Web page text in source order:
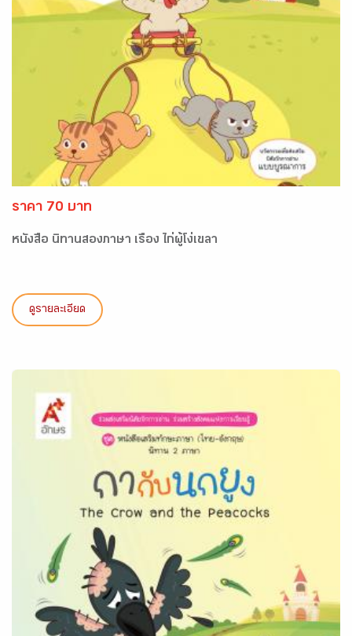
ราคา 70 บาท
หนังสือ นิทานสองภาษา เรื่อง ไก่ผู้โง่เขลา
ดูรายละเอียด